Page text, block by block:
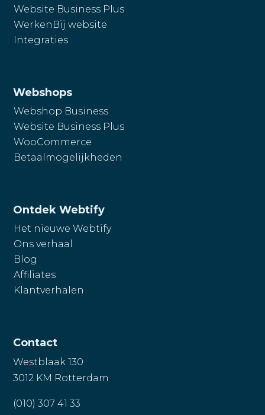
Website Business Plus
WerkenBij website
Integraties
Webshops
Webshop Business
Website Business Plus
WooCommerce
Betaalmogelijkheden
Ontdek Webtify
Het nieuwe Webtify
Ons verhaal
Blog
Affiliates
Klantverhalen
Contact
Westblaak 130
3012 KM Rotterdam
(010) 307 41 33